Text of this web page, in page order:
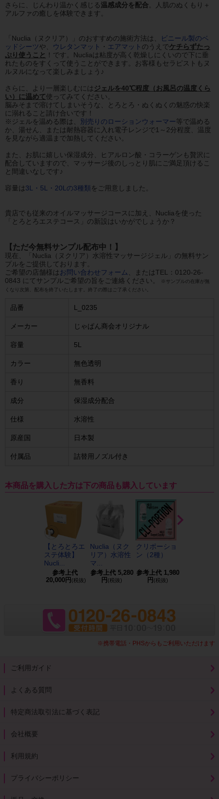
さらに、じんわり温かく感じる温感成分を配合 。人肌のぬくもり＋
アルファの癒しを体験できます。
「Nuclia（ヌクリア）」のおすすめの施術方法は、
ビニール製のベ
ッドシーツや、 ウレタンマット ・ エアマット のうえでケチらずたっ
ぷり使うこと ！です。Nucliaは粘度が高く乾燥しにくいので下に垂
れたものをすくって使うことができます。お客様もセラピストもヌ
ルヌルになって楽しみましょう♪
さらに、より一層楽しむには ジェルを40℃程度（お風呂の温度くら
い）に温めて使ってみてください。
脳みそまで溶けてしまいそうな、とろとろ・ぬくぬくの魅惑の快楽
に溺れること請け合いです！
※ジェルを温める際は、
別売りのローションウォーマー等で温める
か、湯せん、または耐熱容器に入れ電子レンジで1～2分程度、温度
を見ながら適温まで加熱してください。
また、お肌に嬉しい保湿成分、ヒアルロン酸・コラーゲンも贅沢に
配合していますので、マッサージ後のしっとり肌にご満足頂けるこ
と間違いなしです♪
容量は3L・5L・20Lの3種類をご用意しました。
貴店でも従来のオイルマッサージコースに加え、Nucliaを使った
「とろとろエステコース」の新設はいかがでしょうか？
【ただ今無料サンプル配布中！】
現在、「Nuclia（ヌクリア）水溶性マッサージジェル」の無料サン
プルをご提供しております。
ご希望の店舗様は お問い合わせフォーム
、またはTEL：0120-26-
0843 にてサンプルご希望の旨をご連絡ください。
※サンプルの在庫が無
くなり次第、配布を終了いたします。終了の際はご了承ください。
品番 L_0235
メーカー じゃぱん商会オリジナル
容量 5L
カラー 無色透明
香り 無香料
成分 保湿成分配合
仕様 水溶性
原産国 日本製
付属品 詰替用ノズル付き
本商品を購入した方は下の商品も購入しています
【とろとろエ
ステ体験】
Nucli...
参考上代
20,000円 (税抜)
Nuclia（ヌク
リア）水溶性
マ...
参考上代 5,280
円 (税抜)
クリポーショ
ン（2種）
参考上代 1,980
円 (税抜)
※携帯電話・PHSからもご利用いただけます
ご利用ガイド
よくある質問
特定商法取引法に基づく表記
会社概要
利用規約
プライバシーポリシー